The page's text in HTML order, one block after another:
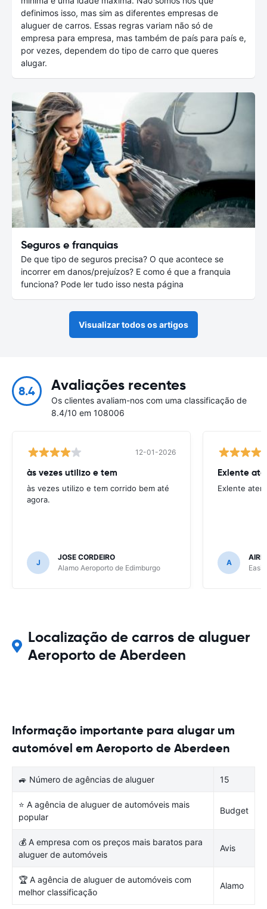
definimos isso, mas sim as diferentes empresas de
aluguer de carros. Essas regras variam não só de
empresa para empresa, mas também de país para país e,
por vezes, dependem do tipo de carro que queres
alugar.
Seguros e franquias
De que tipo de seguros precisa? O que acontece se
incorrer em danos/prejuízos? E como é que a franquia
funciona? Pode ler tudo isso nesta página
Visualizar todos os artigos
8.4 Avaliações recentes
Os clientes avaliam-nos com uma classificação de
8.4/10 em 108006
12-01-2026
às vezes utilizo e tem
às vezes utilizo e tem corrido bem até
agora.
J
JOSE CORDEIRO
Alamo Aeroporto de Edimburgo
Exlente
Exlente
A
Localização de carros de aluguer
Aeroporto de Aberdeen
Informação importante para alugar um
automóvel em Aeroporto de Aberdeen
🚙 Número de agências de aluguer 15
⭐ A agência de aluguer de automóveis mais
popular
Budget
💰 A empresa com os preços mais baratos para
aluguer de automóveis
Avis
🏆 A agência de aluguer de automóveis com
melhor classificação
Alamo